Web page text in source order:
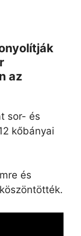
az
sor- és
kőbányai
és